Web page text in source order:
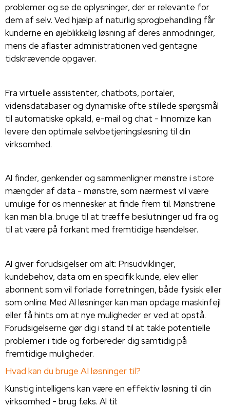
problemer og se de oplysninger, der er relevante for
dem af selv. Ved hjælp af naturlig sprogbehandling får
kunderne en øjeblikkelig løsning af deres anmodninger,
mens de aflaster administrationen ved gentagne
tidskrævende opgaver.
Fra virtuelle assistenter, chatbots, portaler,
vidensdatabaser og dynamiske ofte stillede spørgsmål
til automatiske opkald, e-mail og chat - Innomize kan
levere den optimale selvbetjeningsløsning til din
virksomhed.
AI finder, genkender og sammenligner mønstre i store
mængder af data - mønstre, som nærmest vil være
umulige for os mennesker at finde frem til. Mønstrene
kan man bl.a. bruge til at træffe beslutninger ud fra og
til at være på forkant med fremtidige hændelser.
AI giver forudsigelser om alt: Prisudviklinger,
kundebehov, data om en specifik kunde, elev eller
abonnent som vil forlade forretningen, både fysisk eller
som online. Med AI løsninger kan man opdage maskinfejl
eller få hints om at nye muligheder er ved at opstå.
Forudsigelserne gør dig i stand til at takle potentielle
problemer i tide og forbereder dig samtidig på
fremtidige muligheder.
Hvad kan du bruge AI løsninger til?
Kunstig intelligens kan være en effektiv løsning til din
virksomhed - brug f.eks. AI til: